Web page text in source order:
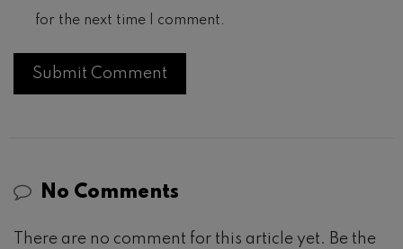
for the next time I comment.
No Comments
There are no comment for this article yet. Be the